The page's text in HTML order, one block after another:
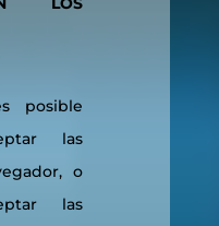
posible
las
o
las